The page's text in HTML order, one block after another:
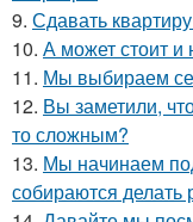
9. Сдавать
10. А может стоит и
11. Мы выбираем
12. Вы заметили,
то сложным?
13. Мы начинаем
собираются делать